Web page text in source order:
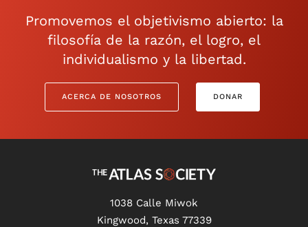
Promovemos el objetivismo abierto: la
filosofía de la razón, el logro, el
individualismo y la libertad.
ACERCA DE NOSOTROS DONAR
1038 Calle Miwok
Kingwood, Texas 77339